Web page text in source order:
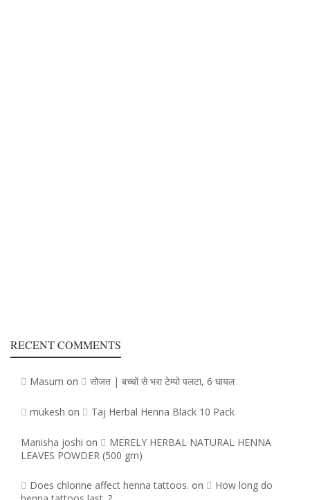
RECENT COMMENTS
Masum on सोजत | बच्चों से भरा टेम्पो पलटा, 6 घायल
mukesh on Taj Herbal Henna Black 10 Pack
Manisha joshi on
MERELY HERBAL NATURAL HENNA
LEAVES POWDER (500 gm)
Does chlorine affect henna tattoos. on
How long do